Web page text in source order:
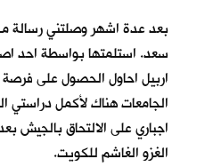
بعد عدة اشهر وصلتني رسالة
سعد. استلمتها بواسطة احد
اربيل احاول الحصول على
الجامعات هناك لأكمل دراستي
اجباري على الالتحاق بالجيش
الغزو الغاشم للكويت.